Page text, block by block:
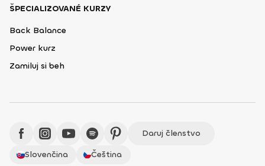
ŠPECIALIZOVANÉ KURZY
Back Balance
Power kurz
Zamiluj si beh
Daruj členstvo
Slovenčina
Čeština